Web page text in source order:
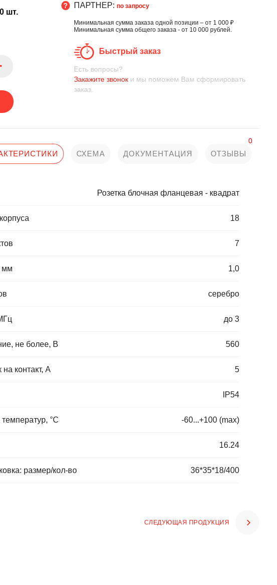
шт.
ПАРТНЕР: по запросу
Минимальная сумма заказа одной позиции – от 1 000 ₽
Минимальная сумма общего заказа - от 10 000 рублей.
Быстрый заказ
Есть вопросы?
Закажите звоноки мы поможем Вам сформировать
заказ.
СХЕМА ДОКУМЕНТАЦИЯ ОТЗЫВЫ
0
Розетка блочная фланцевая - квадрат
18
7
мм 1,0
серебро
до 3
не более, В 560
контакт, А 5
IP54
°C -60...+100 (max)
16.24
размер/кол-во 36*35*18/400
СЛЕДУЮЩАЯ ПРОДУКЦИЯ